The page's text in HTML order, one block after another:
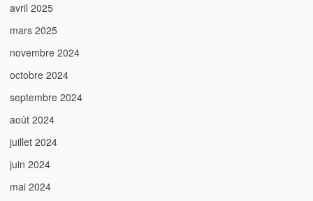
avril 2025
mars 2025
novembre 2024
octobre 2024
septembre 2024
août 2024
juillet 2024
juin 2024
mai 2024